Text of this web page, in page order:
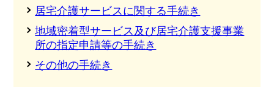
居宅介護サービスに関する手続き
地域密着型サービス及び居宅介護支援事業
所の指定申請等の手続き
その他の手続き